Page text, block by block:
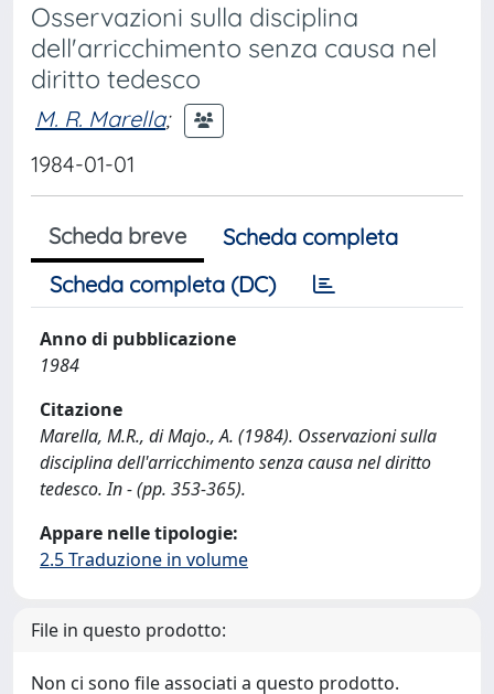
Osservazioni sulla disciplina
dell'arricchimento senza causa nel
diritto tedesco
M. R. Marella;
1984-01-01
Scheda breve
Scheda completa
Scheda completa (DC)
Anno di pubblicazione
1984
Citazione
Marella, M.R., di Majo., A. (1984). Osservazioni sulla
disciplina dell'arricchimento senza causa nel diritto
tedesco. In - (pp. 353-365).
Appare nelle tipologie:
2.5 Traduzione in volume
File in questo prodotto:
Non ci sono file associati a questo prodotto.